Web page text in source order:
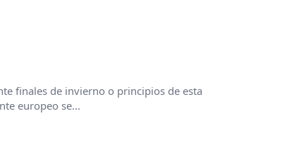
finales de invierno o principios de esta
europeo se...